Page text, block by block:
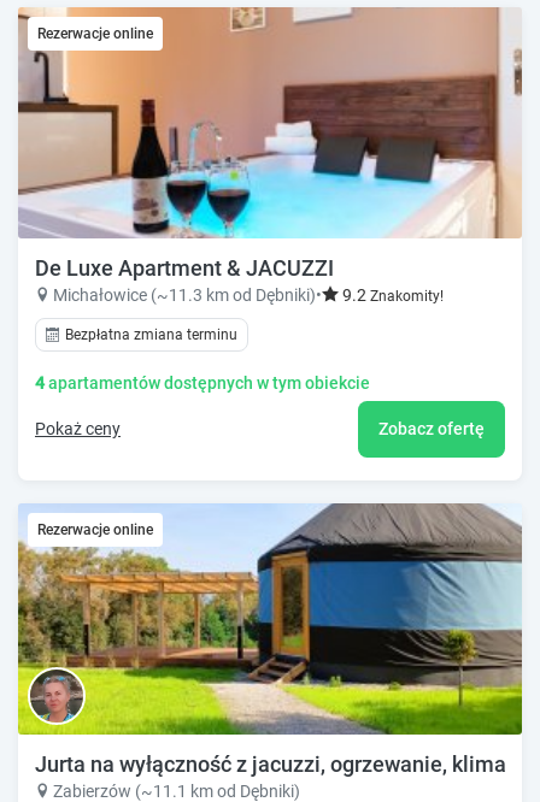
Rezerwacje online
De Luxe Apartment & JACUZZI
Michałowice (~11.3 km od Dębniki)• 9.2 Znakomity!
Bezpłatna zmiana terminu
4apartamentów dostępnych w tym obiekcie
Pokaż ceny Zobacz ofertę
Rezerwacje online
Jurta na wyłączność z jacuzzi, ogrzewanie, klima,
Zabierzów (~11.1 km od Dębniki)